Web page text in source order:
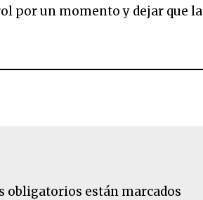
por un momento y dejar que la
obligatorios están marcados